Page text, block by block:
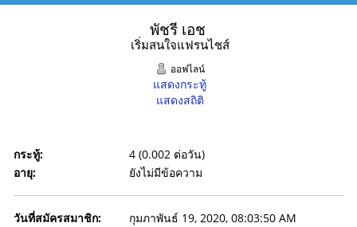
พัชรี เอช
เริ่มสนใจแฟรนไชส์
ออฟไลน์
แสดงกระทู้
แสดงสถิติ
กระทู้:
4 (0.002 ต่อวัน)
อายุ:
ยังไม่มีข้อความ
วันที่สมัครสมาชิก:
กุมภาพันธ์ 19, 2020, 08:03:50 AM